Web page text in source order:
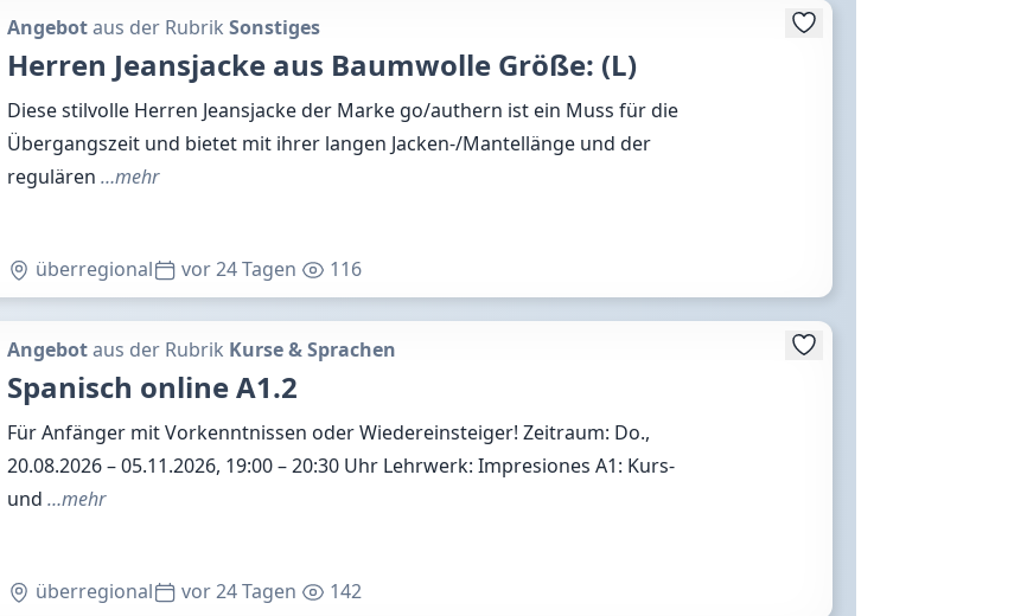
Angebotaus der Rubrik Sonstiges
Herren Jeansjacke aus Baumwolle Größe: (L)
Diese stilvolle Herren Jeansjacke der Marke go/authern ist ein Muss für die
Übergangszeit und bietet mit ihrer langen Jacken-/Mantellänge und der
regulären …mehr
überregional vor 24 Tagen 116
Angebotaus der Rubrik Kurse & Sprachen
Spanisch online A1.2
Für Anfänger mit Vorkenntnissen oder Wiedereinsteiger! Zeitraum: Do.,
20.08.2026 – 05.11.2026, 19:00 – 20:30 Uhr Lehrwerk: Impresiones A1: Kurs-
und …mehr
überregional vor 24 Tagen 142